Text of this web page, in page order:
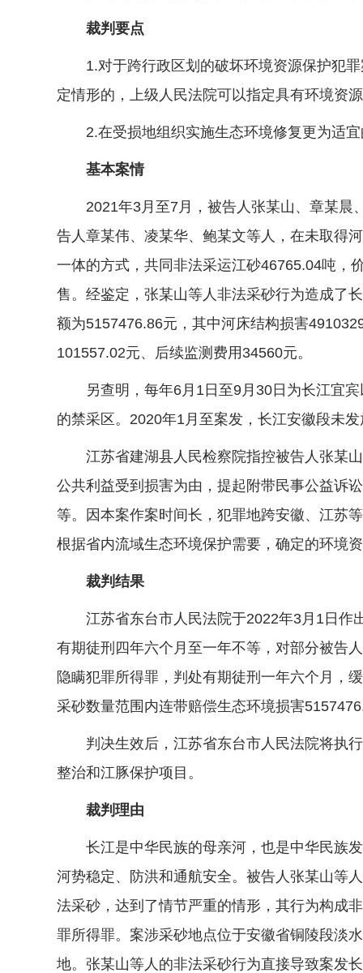
裁判要点
1.对于跨行政区划的破坏环境资源保护犯罪
定情形的，上级人民法院可以指定具有环境资
2.在受损地组织实施生态环境修复更为适宜
基本案情
2021年3月至7月，被告人张某山、章某晨、
告人章某伟、凌某华、鲍某文等人，在未取得
一体的方式，共同非法采运江砂46765.04吨，
售。经鉴定，张某山等人非法采砂行为造成了
额为5157476.86元，其中河床结构损害
101557.02元、后续监测费用34560元。
另查明，每年6月1日至9月30日为长江宜宾
的禁采区。2020年1月至案发，长江安徽段未
江苏省建湖县人民检察院指控被告人张某山
公共利益受到损害为由，提起附带民事公益诉
等。因本案作案时间长，犯罪地跨安徽、江苏
根据省内流域生态环境保护需要，确定的环境
裁判结果
江苏省东台市人民法院于2022年3月1日作
有期徒刑四年六个月至一年不等，对部分被告
隐瞒犯罪所得罪，判处有期徒刑一年六个月，
采砂数量范围内连带赔偿生态环境损害
判决生效后，江苏省东台市人民法院将执行
整治和江豚保护项目。
裁判理由
长江是中华民族的母亲河，也是中华民族发
河势稳定、防洪和通航安全。被告人张某山等
法采砂，达到了情节严重的情形，其行为构成
罪所得罪。案涉采砂地点位于安徽省铜陵段淡
地。张某山等人的非法采砂行为直接导致案发